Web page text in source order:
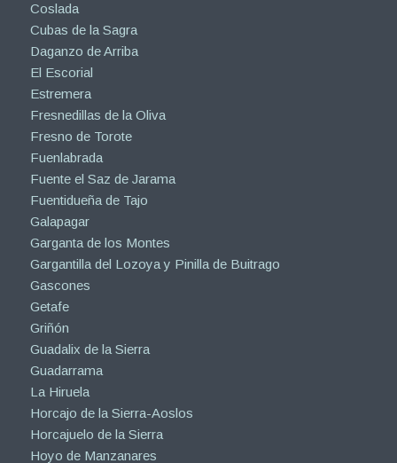
Coslada
Cubas de la Sagra
Daganzo de Arriba
El Escorial
Estremera
Fresnedillas de la Oliva
Fresno de Torote
Fuenlabrada
Fuente el Saz de Jarama
Fuentidueña de Tajo
Galapagar
Garganta de los Montes
Gargantilla del Lozoya y Pinilla de Buitrago
Gascones
Getafe
Griñón
Guadalix de la Sierra
Guadarrama
La Hiruela
Horcajo de la Sierra-Aoslos
Horcajuelo de la Sierra
Hoyo de Manzanares